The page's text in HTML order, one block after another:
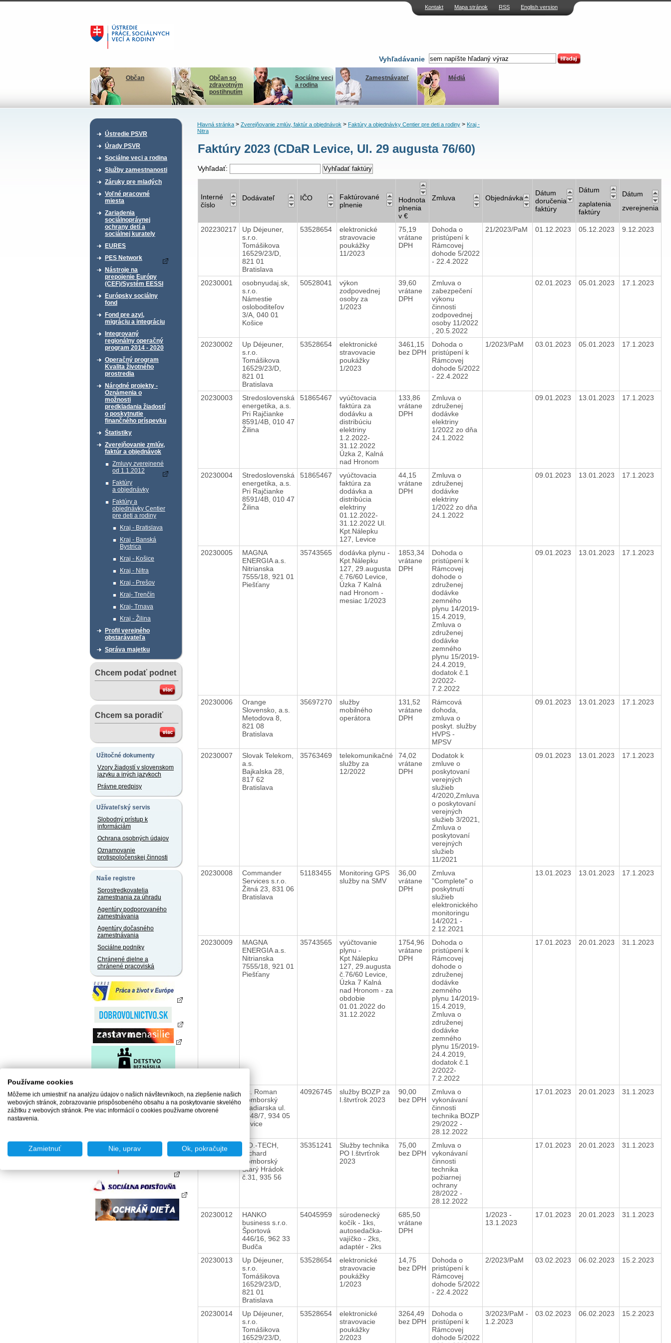
Kontakt Mapa stránok RSS English version
Vyhľadávanie
Občan
Občan so
zdravotným
postihnutím
Sociálne veci
a rodina
Zamestnávateľ Médiá
Ústredie PSVR
Úrady PSVR
Sociálne veci a rodina
Služby zamestnanosti
Záruky pre mladých
Voľné pracovné
miesta
Zariadenia
sociálnoprávnej
ochrany detí a
sociálnej kurately
EURES
PES Network
Nástroje na
prepojenie Európy
(CEF)/Systém EESSI
Európsky sociálny
fond
Fond pre azyl,
migráciu a integráciu
Integrovaný
regionálny operačný
program 2014 - 2020
Operačný program
Kvalita životného
prostredia
Národné projekty -
Oznámenia o
možnosti
predkladania žiadostí
o poskytnutie
finančného príspevku
Štatistiky
Zverejňovanie zmlúv,
faktúr a objednávok
Zmluvy zverejnené
od 1.1.2012
Faktúry
a objednávky
Faktúry a
objednávky Centier
pre deti a rodiny
Kraj - Bratislava
Kraj - Banská
Bystrica
Kraj - Košice
Kraj - Nitra
Kraj - Prešov
Kraj- Trenčín
Kraj- Trnava
Kraj - Žilina
Profil verejného
obstarávateľa
Správa majetku
Chcem podať podnet
Chcem sa poradiť
Užitočné dokumenty
Vzory žiadostí v slovenskom
jazyku a iných jazykoch
Právne predpisy
Užívateľský servis
Slobodný prístup k
informáciám
Ochrana osobných údajov
Oznamovanie
protispoločenskej činnosti
Naše registre
Sprostredkovatelia
zamestnania za úhradu
Agentúry podporovaného
zamestnávania
Agentúry dočasného
zamestnávania
Sociálne podniky
Chránené dielne a
chránené pracoviská
Hlavná stránka> Zverejňovanie zmlúv, faktúr a objednávok> Faktúry a objednávky Centier pre deti a rodiny> Kraj -
Nitra
Faktúry 2023 (CDaR Levice, Ul. 29 augusta 76/60)
Vyhľadať:
Interné
číslo
Dodávateľ IČO
Faktúrované
plnenie
Hodnota
plnenia
v €
Zmluva Objednávka
Dátum
doručenia
faktúry
Dátum
zaplatenia
faktúry
Dátum
zverejnenia
202230217
Up Déjeuner,
s.r.o.
Tomášikova
16529/23/D,
821 01
Bratislava
53528654
elektronické
stravovacie
poukážky
11/2023
75,19
vrátane
DPH
Dohoda o
pristúpení k
Rámcovej
dohode 5/2022
- 22.4.2022
21/2023/PaM 01.12.2023 05.12.2023 9.12.2023
20230001
osobnyudaj.sk,
s.r.o.
Námestie
osloboditeľov
3/A, 040 01
Košice
50528041
výkon
zodpovednej
osoby za
1/2023
39,60
vrátane
DPH
Zmluva o
zabezpečení
výkonu
činnosti
zodpovednej
osoby 11/2022
, 20.5.2022
02.01.2023 05.01.2023 17.1.2023
20230002
Up Déjeuner,
s.r.o.
Tomášikova
16529/23/D,
821 01
Bratislava
53528654
elektronické
stravovacie
poukážky
1/2023
3461,15
bez DPH
Dohoda o
pristúpení k
Rámcovej
dohode 5/2022
- 22.4.2022
1/2023/PaM 03.01.2023 05.01.2023 17.1.2023
20230003
Stredoslovenská
energetika, a.s.
Pri Rajčianke
8591/4B, 010 47
Žilina
51865467
vyúčtovacia
faktúra za
dodávku a
distribúciu
elektriny
1.2.2022-
31.12.2022
Úzka 2, Kalná
nad Hronom
133,86
vrátane
DPH
Zmluva o
združenej
dodávke
elektriny
1/2022 zo dňa
24.1.2022
09.01.2023 13.01.2023 17.1.2023
20230004
Stredoslovenská
energetika, a.s.
Pri Rajčianke
8591/4B, 010 47
Žilina
51865467
vyúčtovacia
faktúra za
dodávka a
distribúcia
elektriny
01.12.2022-
31.12.2022 Ul.
Kpt.Nálepku
127, Levice
44,15
vrátane
DPH
Zmluva o
združenej
dodávke
elektriny
1/2022 zo dňa
24.1.2022
09.01.2023 13.01.2023 17.1.2023
20230005
MAGNA
ENERGIA a.s.
Nitrianska
7555/18, 921 01
Piešťany
35743565
dodávka plynu -
Kpt.Nálepku
127, 29.augusta
č.76/60 Levice,
Úzka 7 Kalná
nad Hronom -
mesiac 1/2023
1853,34
vrátane
DPH
Dohoda o
pristúpení k
Rámcovej
dohode o
združenej
dodávke
zemného
plynu 14/2019-
15.4.2019,
Zmluva o
združenej
dodávke
zemného
plynu 15/2019-
24.4.2019,
dodatok č.1
2/2022-
7.2.2022
09.01.2023 13.01.2023 17.1.2023
20230006
Orange
Slovensko, a.s.
Metodova 8,
821 08
Bratislava
35697270
služby
mobilného
operátora
131,52
vrátane
DPH
Rámcová
dohoda,
zmluva o
poskyt. služby
HVPS -
MPSV
09.01.2023 13.01.2023 17.1.2023
20230007
Slovak Telekom,
a.s.
Bajkalska 28,
817 62
Bratislava
35763469
telekomunikačné
služby za
12/2022
74,02
vrátane
DPH
Dodatok k
zmluve o
poskytovaní
verejných
služieb
4/2020,Zmluva
o poskytovaní
verejných
služieb 3/2021,
Zmluva o
poskytovaní
verejných
služieb
11/2021
09.01.2023 13.01.2023 17.1.2023
20230008
Commander
Services s.r.o.
Žitná 23, 831 06
Bratislava
51183455
Monitoring GPS
služby na SMV
36,00
vrátane
DPH
Zmluva
"Complete" o
poskytnutí
služieb
elektronického
monitoringu
14/2021 -
2.12.2021
13.01.2023 13.01.2023 17.1.2023
20230009
MAGNA
ENERGIA a.s.
Nitrianska
7555/18, 921 01
Piešťany
35743565
vyúčtovanie
plynu -
Kpt.Nálepku
127, 29.augusta
č.76/60 Levice,
Úzka 7 Kalná
nad Hronom - za
obdobie
01.01.2022 do
31.12.2022
1754,96
vrátane
DPH
Dohoda o
pristúpení k
Rámcovej
dohode o
združenej
dodávke
zemného
plynu 14/2019-
15.4.2019,
Zmluva o
združenej
dodávke
zemného
plynu 15/2019-
24.4.2019,
dodatok č.1
2/2022-
7.2.2022
17.01.2023 20.01.2023 31.1.2023
20230010
Bc. Roman
Zomborský
Pradiarska ul.
3048/7, 934 05
Levice
40926745
služby BOZP za
I.štvrťrok 2023
90,00
bez DPH
Zmluva o
vykonávaní
činnosti
technika BOZP
29/2022 -
28.12.2022
17.01.2023 20.01.2023 31.1.2023
20230011
P.O.-TECH,
Richard
Zomborský
Starý Hrádok
č.31, 935 56
35351241
Služby technika
PO I.štvrťrok
2023
75,00
bez DPH
Zmluva o
vykonávaní
činnosti
technika
požiarnej
ochrany
28/2022 -
28.12.2022
17.01.2023 20.01.2023 31.1.2023
20230012
HANKO
business s.r.o.
Športová
446/16, 962 33
Budča
54045959
súrodenecký
kočík - 1ks,
autosedačka-
vajíčko - 2ks,
adaptér - 2ks
685,50
vrátane
DPH
1/2023 -
13.1.2023
17.01.2023 20.01.2023 31.1.2023
20230013
Up Déjeuner,
s.r.o.
Tomášikova
16529/23/D,
821 01
Bratislava
53528654
elektronické
stravovacie
poukážky
1/2023
14,75
bez DPH
Dohoda o
pristúpení k
Rámcovej
dohode 5/2022
- 22.4.2022
2/2023/PaM 03.02.2023 06.02.2023 15.2.2023
20230014
Up Déjeuner,
s.r.o.
Tomášikova
16529/23/D,
53528654
elektronické
stravovacie
poukážky
2/2023
3264,49
bez DPH
Dohoda o
pristúpení k
Rámcovej
dohode 5/2022
3/2023/PaM -
1.2.2023
03.02.2023 06.02.2023 15.2.2023
Používame cookies
Môžeme ich umiestniť na analýzu údajov o našich návštevníkoch, na zlepšenie našich
webových stránok, zobrazovanie prispôsobeného obsahu a na poskytovanie skvelého
zážitku z webových stránok. Pre viac informácií o cookies používame otvorené
nastavenia.
Zamietnuť Nie, uprav Ok, pokračujte